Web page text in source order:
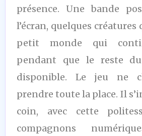
présence. Une bande
l’écran, quelques
petit monde qui
pendant que le reste
disponible. Le jeu ne
prendre toute la place. Il
coin, avec cette
compagnons